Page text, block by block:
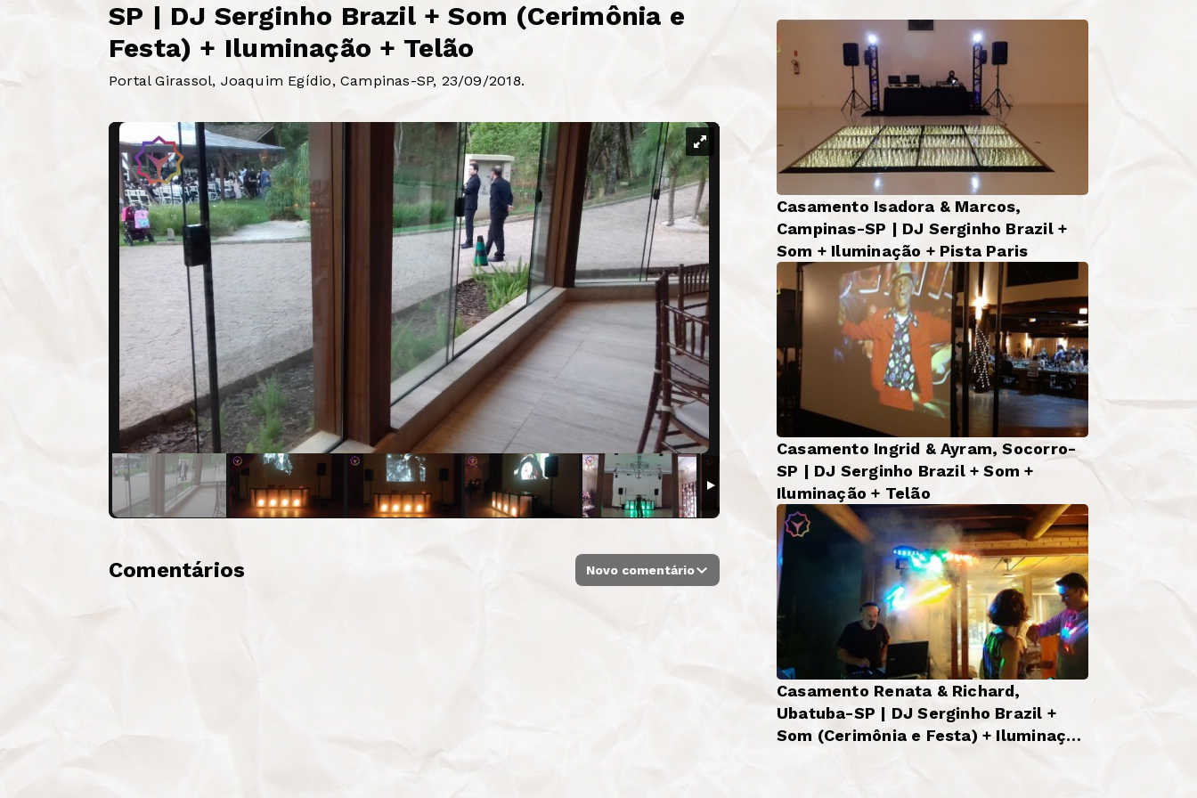
SP | DJ Serginho Brazil + Som (Cerimônia e
Festa) + Iluminação + Telão
Portal Girassol, Joaquim Egídio, Campinas-SP, 23/09/2018.
Casamento Isadora & Marcos,
Campinas-SP | DJ Serginho Brazil +
Som + Iluminação + Pista Paris
Casamento Ingrid & Ayram, Socorro-
SP | DJ Serginho Brazil + Som +
Iluminação + Telão
Casamento Renata & Richard,
Ubatuba-SP | DJ Serginho Brazil +
Som (Cerimônia e Festa) + Iluminação
Comentários Novo comentário